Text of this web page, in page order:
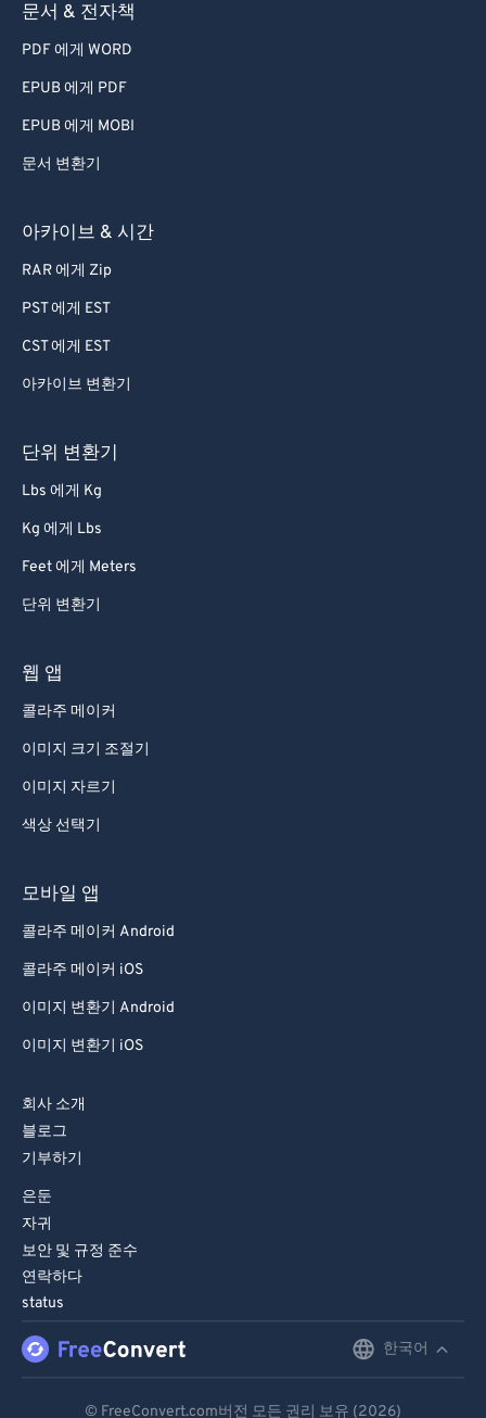
문서 & 전자책
PDF 에게 WORD
EPUB 에게 PDF
EPUB 에게 MOBI
문서 변환기
아카이브 & 시간
RAR 에게 Zip
PST 에게 EST
CST 에게 EST
아카이브 변환기
단위 변환기
Lbs 에게 Kg
Kg 에게 Lbs
Feet 에게 Meters
단위 변환기
웹 앱
콜라주 메이커
이미지 크기 조절기
이미지 자르기
색상 선택기
모바일 앱
콜라주 메이커 Android
콜라주 메이커 iOS
이미지 변환기 Android
이미지 변환기 iOS
회사 소개
블로그
기부하기
은둔
자귀
보안 및 규정 준수
연락하다
status
한국어
© FreeConvert.com버전 모든 권리 보유 (2026)